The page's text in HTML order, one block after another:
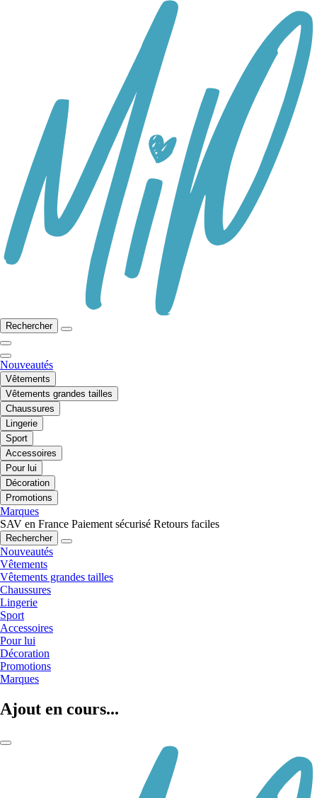
Rechercher
Nouveautés
Vêtements
Vêtements grandes tailles
Chaussures
Lingerie
Sport
Accessoires
Pour lui
Décoration
Promotions
Marques
SAV en France Paiement sécurisé Retours faciles
Rechercher
Nouveautés
Vêtements
Vêtements grandes tailles
Chaussures
Lingerie
Sport
Accessoires
Pour lui
Décoration
Promotions
Marques
Ajout en cours...